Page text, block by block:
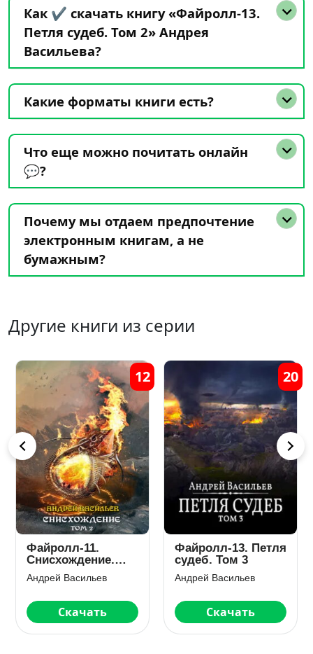
Как ✔️ скачать книгу «Файролл-13.
Петля судеб. Том 2» Андрея
Васильева?
Какие форматы книги есть?
Что еще можно почитать онлайн
💬?
Почему мы отдаем предпочтение
электронным книгам, а не
бумажным?
Другие книги из серии
Файролл-11.
Снисхождение.
Том 2
Андрей Васильев
Скачать
12
Файролл-13. Петля
судеб. Том 3
Андрей Васильев
Скачать
20